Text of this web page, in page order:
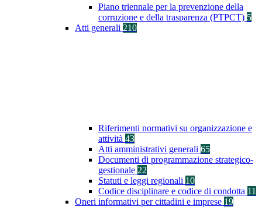
Piano triennale per la prevenzione della
corruzione e della trasparenza (PTPCT) 5
Atti generali 210
Riferimenti normativi su organizzazione e
attività 43
Atti amministrativi generali 65
Documenti di programmazione strategico-
gestionale 22
Statuti e leggi regionali 10
Codice disciplinare e codice di condotta 11
Oneri informativi per cittadini e imprese 19